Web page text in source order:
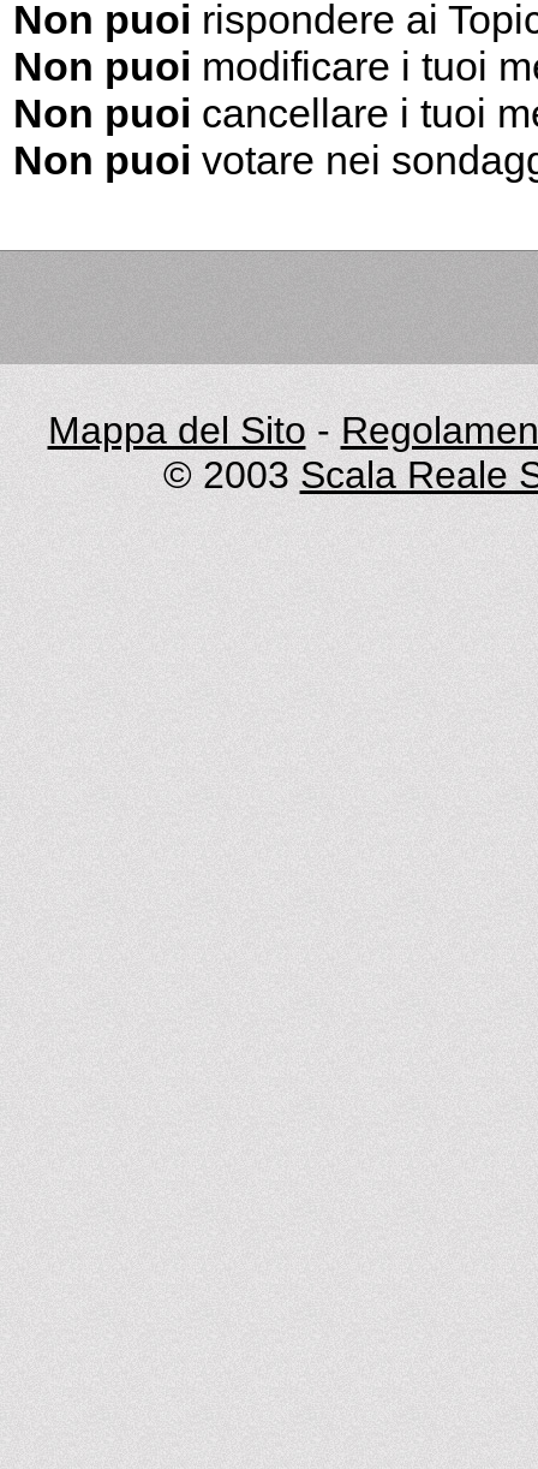
Non puoi rispondere ai
Non puoi modificare i tuoi
Non puoi cancellare i tuoi
Non puoi votare nei
Mappa del Sito -
© 2003 Scala Reale